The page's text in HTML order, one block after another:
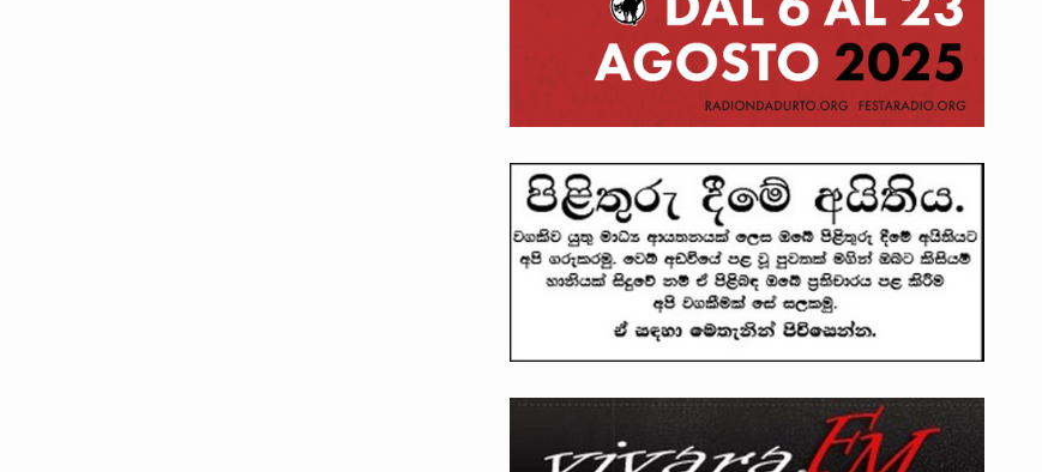
අඩවියක සැරිසරා ලද ආස්වාදනීය මොහොතක සිංහාවලෝකනයකි .කෙටි කවියක දිගු බර…
වන ජනතා විමුක්ති පෙරමුණේ කාලයක පටන් තිබුණු ප්‍රධාන සටන් පාඨයක් වූවේ…